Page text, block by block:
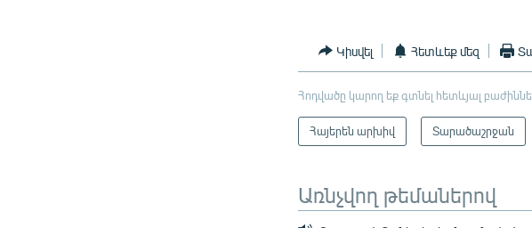
Կիսվել Հետևեք մեզ
Հոդվածը կարող եք գտնել հետևյալ
Հայերեն արխիվ Տարածաշրջան
Առնչվող թեմաներով